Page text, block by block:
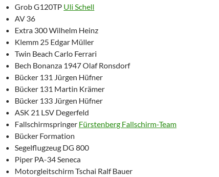
Grob G120TP Uli Schell
AV 36
Extra 300 Wilhelm Heinz
Klemm 25 Edgar Müller
Twin Beach Carlo Ferrari
Bech Bonanza 1947 Olaf Ronsdorf
Bücker 131 Jürgen Hüfner
Bücker 131 Martin Krämer
Bücker 133 Jürgen Hüfner
ASK 21 LSV Degerfeld
Fallschirmspringer Fürstenberg Fallschirm-Team
Bücker Formation
Segelflugzeug DG 800
Piper PA-34 Seneca
Motorgleitschirm Tschai Ralf Bauer